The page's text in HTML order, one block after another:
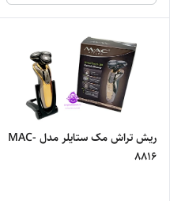
ریش تراش مک ستایلر مدل MAC-
8816